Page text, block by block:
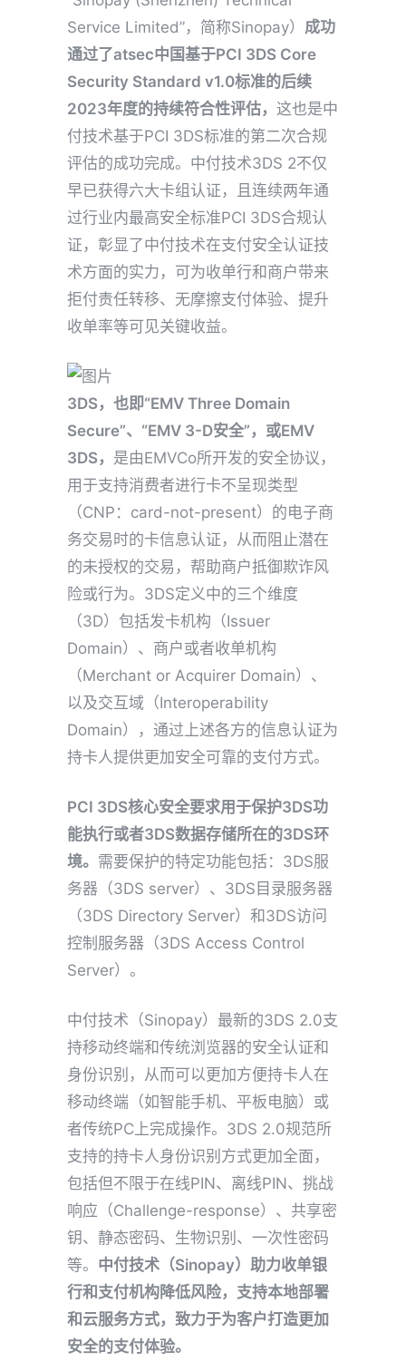
Service Limited”，简称Sinopay） 成功
通过了atsec中国基于PCI 3DS Core
Security Standard v1.0标准的后续
2023年度的持续符合性评估， 这也是中
付技术基于PCI 3DS标准的第二次合规
评估的成功完成。中付技术3DS 2不仅
早已获得六大卡组认证，且连续两年通
过行业内最高安全标准PCI 3DS合规认
证，彰显了中付技术在支付安全认证技
术方面的实力，可为收单行和商户带来
拒付责任转移、无摩擦支付体验、提升
收单率等可见关键收益。
3DS，也即“EMV Three Domain
Secure”、“EMV 3-D安全”，或EMV
3DS， 是由EMVCo所开发的安全协议，
用于支持消费者进行卡不呈现类型
（CNP：card-not-present）的电子商
务交易时的卡信息认证，从而阻止潜在
的未授权的交易，帮助商户抵御欺诈风
险或行为。3DS定义中的三个维度
（3D）包括发卡机构（Issuer
Domain）、商户或者收单机构
（Merchant or Acquirer Domain）、
以及交互域（Interoperability
Domain），通过上述各方的信息认证为
持卡人提供更加安全可靠的支付方式。
PCI 3DS核心安全要求用于保护3DS功
能执行或者3DS数据存储所在的3DS环
境。 需要保护的特定功能包括：3DS服
务器（3DS server）、3DS目录服务器
（3DS Directory Server）和3DS访问
控制服务器（3DS Access Control
Server）。
中付技术（Sinopay）最新的3DS 2.0支
持移动终端和传统浏览器的安全认证和
身份识别，从而可以更加方便持卡人在
移动终端（如智能手机、平板电脑）或
者传统PC上完成操作。3DS 2.0规范所
支持的持卡人身份识别方式更加全面，
包括但不限于在线PIN、离线PIN、挑战
响应（Challenge-response）、共享密
钥、静态密码、生物识别、一次性密码
等。 中付技术（Sinopay）助力收单银
行和支付机构降低风险，支持本地部署
和云服务方式，致力于为客户打造更加
安全的支付体验。